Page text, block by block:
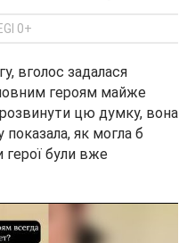
0+
вголос задалася
героям майже
цю думку, вона
як могла б
герої були вже